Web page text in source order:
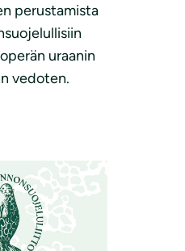
perustamista
uraanin
vedoten.